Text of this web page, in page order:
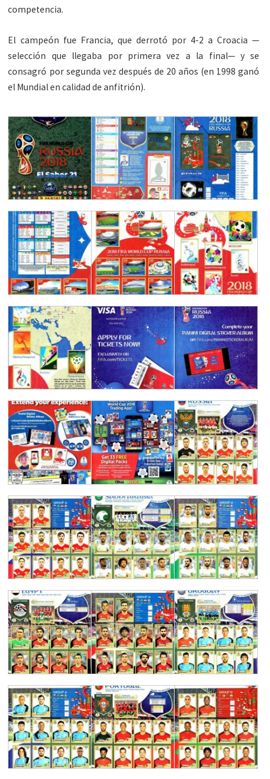
competencia.
El campeón fue Francia, que derrotó por 4-2 a Croacia —
selección que llegaba por primera vez a la final— y se
consagró por segunda vez después de 20 años (en 1998 ganó
el Mundial en calidad de anfitrión).